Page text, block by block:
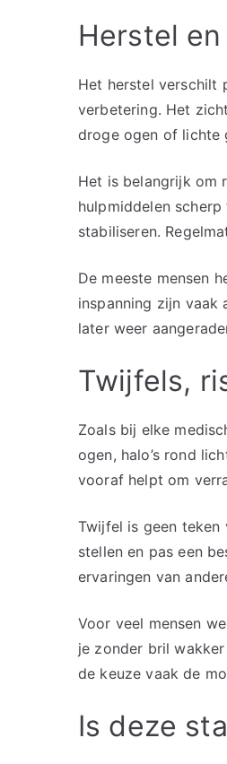
Herstel
Het herstel verschilt
verbetering. Het
droge ogen of lichte
Het is belangrijk om
hulpmiddelen
stabiliseren.
De meeste mensen
inspanning zijn
later weer
Twijfels,
Zoals bij elke
ogen, halo’s rond
vooraf helpt om
Twijfel is geen
stellen en pas een
ervaringen van
Voor veel mensen
je zonder bril
de keuze vaak de
Is deze